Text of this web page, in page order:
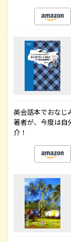
英会話本でおなじ
著者が、今度は自
介！